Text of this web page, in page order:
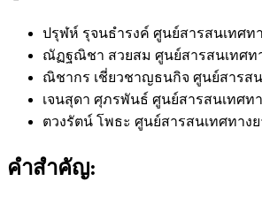
ปรุฬห์ รุจนธำรงค์ ศูนย์สารสนเทศท
ณัฏฐณิชา สวยสม ศูนย์สารสนเทศท
ณิชากร เชี่ยวชาญธนกิจ ศูนย์สารส
เจนสุดา ศุภรพันธ์ ศูนย์สารสนเทศท
ตวงรัตน์ โพธะ ศูนย์สารสนเทศทาง
คำสำคัญ: